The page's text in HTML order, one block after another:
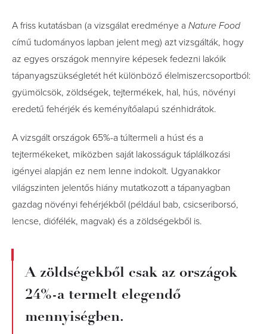
A friss kutatásban (a vizsgálat eredménye a Nature Food
című tudományos lapban jelent meg) azt vizsgálták, hogy
az egyes országok mennyire képesek fedezni lakóik
tápanyagszükségletét hét különböző élelmiszercsoportból:
gyümölcsök, zöldségek, tejtermékek, hal, hús, növényi
eredetű fehérjék és keményítőalapú szénhidrátok.
A vizsgált országok 65%-a túltermeli a húst és a
tejtermékeket, miközben saját lakosságuk táplálkozási
igényei alapján ez nem lenne indokolt. Ugyanakkor
világszinten jelentős hiány mutatkozott a tápanyagban
gazdag növényi fehérjékből (például bab, csicseriborsó,
lencse, diófélék, magvak) és a zöldségekből is.
A zöldségekből csak az országok
24%-a termelt elegendő
mennyiségben.